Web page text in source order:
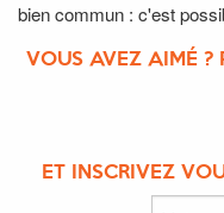
bien commun : c'est
VOUS AVEZ AIMÉ ?
ET INSCRIVEZ